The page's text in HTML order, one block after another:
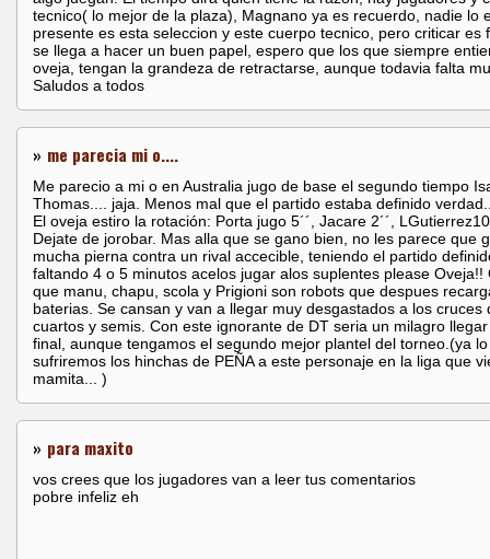
tecnico( lo mejor de la plaza), Magnano ya es recuerdo, nadie lo
presente es esta seleccion y este cuerpo tecnico, pero criticar es
se llega a hacer un buen papel, espero que los que siempre
oveja, tengan la grandeza de retractarse, aunque todavia falta
Saludos a todos
» me parecia mi o....
Me parecio a mi o en Australia jugo de base el segundo tiempo
Thomas.... jaja. Menos mal que el partido estaba definido
El oveja estiro la rotación: Porta jugo 5´´, Jacare 2´´,
Dejate de jorobar. Mas alla que se gano bien, no les parece que
mucha pierna contra un rival accecible, teniendo el partido
faltando 4 o 5 minutos acelos jugar alos suplentes please Oveja!!
que manu, chapu, scola y Prigioni son robots que despues
baterias. Se cansan y van a llegar muy desgastados a los cruces
cuartos y semis. Con este ignorante de DT seria un milagro
final, aunque tengamos el segundo mejor plantel del torneo.(ya lo
sufriremos los hinchas de PEÑA a este personaje en la liga que
mamita... )
» para maxito
vos crees que los jugadores van a leer tus comentarios
pobre infeliz eh